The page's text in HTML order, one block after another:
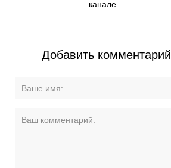
канале
Добавить комментарий